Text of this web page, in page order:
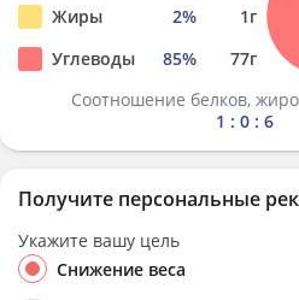
Жиры
2% 1г
Углеводы
85% 77г
Соотношение белков,
1 : 0 : 6
Получите персональные
Укажите вашу цель
Снижение веса